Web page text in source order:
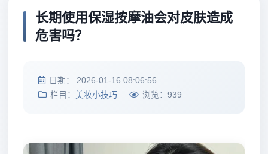
长期使用保湿按摩油会对皮肤造成
危害吗？
日期： 2026-01-16 08:06:56
栏目： 美妆小技巧 浏览： 939